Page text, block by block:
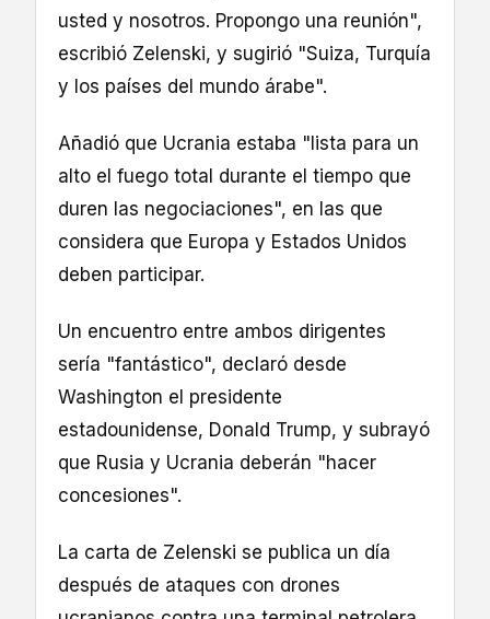
usted y nosotros. Propongo una reunión",
escribió Zelenski, y sugirió "Suiza, Turquía
y los países del mundo árabe".
Añadió que Ucrania estaba "lista para un
alto el fuego total durante el tiempo que
duren las negociaciones", en las que
considera que Europa y Estados Unidos
deben participar.
Un encuentro entre ambos dirigentes
sería "fantástico", declaró desde
Washington el presidente
estadounidense, Donald Trump, y subrayó
que Rusia y Ucrania deberán "hacer
concesiones".
La carta de Zelenski se publica un día
después de ataques con drones